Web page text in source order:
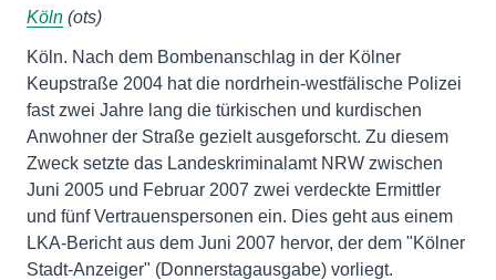
Köln (ots)
Köln. Nach dem Bombenanschlag in der Kölner
Keupstraße 2004 hat die nordrhein-westfälische Polizei
fast zwei Jahre lang die türkischen und kurdischen
Anwohner der Straße gezielt ausgeforscht. Zu diesem
Zweck setzte das Landeskriminalamt NRW zwischen
Juni 2005 und Februar 2007 zwei verdeckte Ermittler
und fünf Vertrauenspersonen ein. Dies geht aus einem
LKA-Bericht aus dem Juni 2007 hervor, der dem "Kölner
Stadt-Anzeiger" (Donnerstagausgabe) vorliegt.